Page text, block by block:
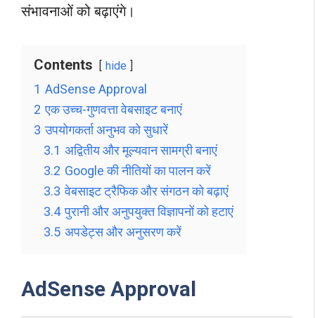
संभावनाओं को बढ़ाएंगे।
Contents hide
1 AdSense Approval
2 एक उच्च-गुणवत्ता वेबसाइट बनाएं
3 उपयोगकर्ता अनुभव को सुधारें
3.1 अद्वितीय और मूल्यवान सामग्री बनाएं
3.2 Google की नीतियों का पालन करें
3.3 वेबसाइट ट्रैफिक और संगठन को बढ़ाएं
3.4 पुरानी और अनुपयुक्त विज्ञापनों को हटाएं
3.5 अपडेट्स और अनुसरण करें
AdSense Approval